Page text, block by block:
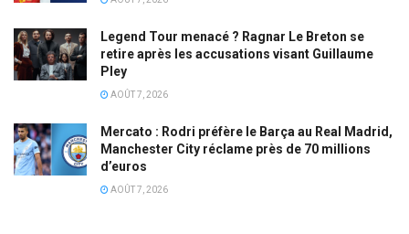
Legend Tour menacé ? Ragnar Le Breton se
retire après les accusations visant Guillaume
Pley
AOÛT 7, 2026
Mercato : Rodri préfère le Barça au Real Madrid,
Manchester City réclame près de 70 millions
d’euros
AOÛT 7, 2026